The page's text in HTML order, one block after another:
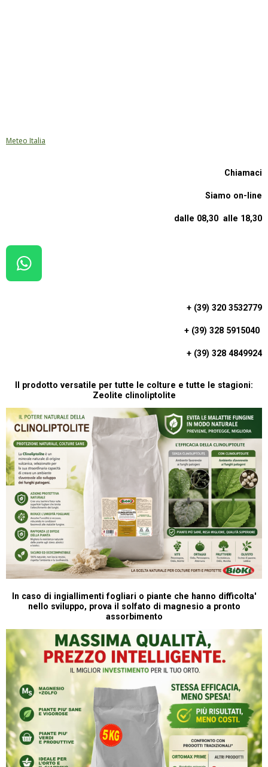
Meteo Italia
Chiamaci
Siamo on-line
dalle 08,30 alle 18,30
W
H
P
+ (39) 320 3532779
+ (39) 328 5915040
+ (39) 328 4849924
Il prodotto versatile per tutte le colture e tutte le stagioni:
Zeolite clinoliptolite
In caso di ingiallimenti fogliari o piante che hanno difficolta'
nello sviluppo, prova il solfato di magnesio a pronto
assorbimento